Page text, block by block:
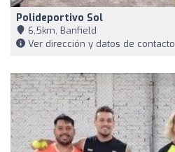
Polideportivo Sol
6,5km, Banfield
Ver dirección y datos de contacto